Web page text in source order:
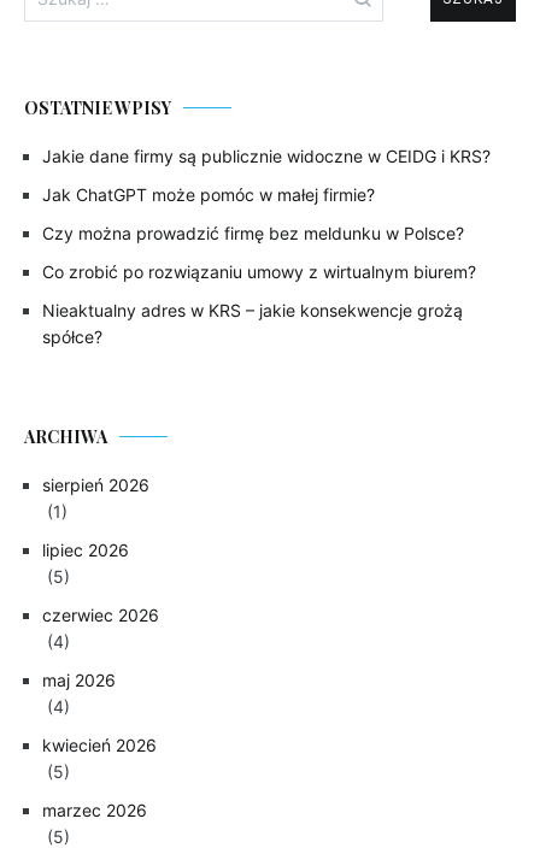
OSTATNIE WPISY
Jakie dane firmy są publicznie widoczne w CEIDG i KRS?
Jak ChatGPT może pomóc w małej firmie?
Czy można prowadzić firmę bez meldunku w Polsce?
Co zrobić po rozwiązaniu umowy z wirtualnym biurem?
Nieaktualny adres w KRS – jakie konsekwencje grożą
spółce?
ARCHIWA
sierpień 2026
(1)
lipiec 2026
(5)
czerwiec 2026
(4)
maj 2026
(4)
kwiecień 2026
(5)
marzec 2026
(5)